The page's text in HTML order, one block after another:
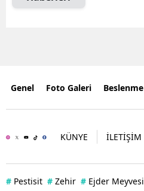
Genel Foto Galeri Beslenme
KÜNYE İLETİŞİM
# Pestisit # Zehir # Ejder Meyvesi